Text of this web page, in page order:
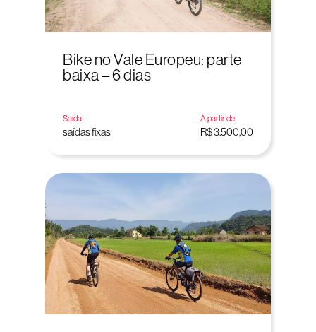
Bike no Vale Europeu: parte
baixa – 6 dias
Saída
saídas fixas
A partir de
R$ 3.500,00